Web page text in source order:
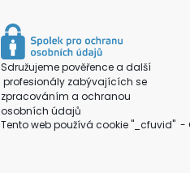
Sdružujeme pověřence a další
profesionály zabývajících se
zpracováním a ochranou
osobních údajů
Tento web používá cookie "_cfuvid" -